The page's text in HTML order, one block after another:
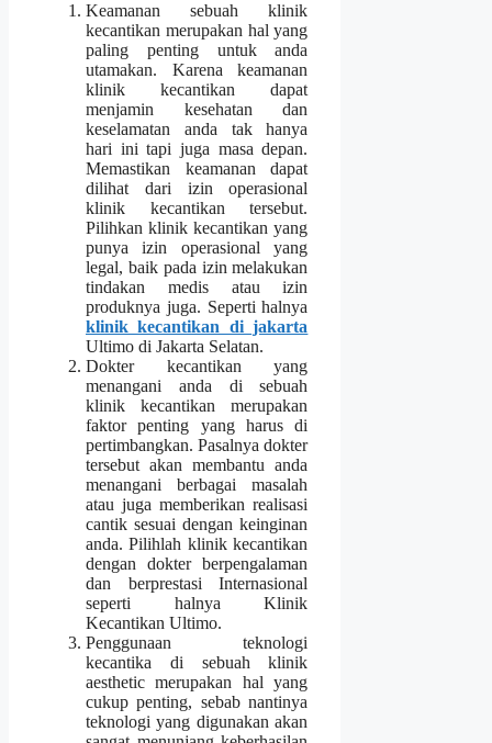
Keamanan sebuah klinik
kecantikan merupakan hal yang
paling penting untuk anda
utamakan. Karena keamanan
klinik kecantikan dapat
menjamin kesehatan dan
keselamatan anda tak hanya
hari ini tapi juga masa depan.
Memastikan keamanan dapat
dilihat dari izin operasional
klinik kecantikan tersebut.
Pilihkan klinik kecantikan yang
punya izin operasional yang
legal, baik pada izin melakukan
tindakan medis atau izin
produknya juga. Seperti halnya
klinik kecantikan di jakarta
Ultimo di Jakarta Selatan.
Dokter kecantikan yang
menangani anda di sebuah
klinik kecantikan merupakan
faktor penting yang harus di
pertimbangkan. Pasalnya dokter
tersebut akan membantu anda
menangani berbagai masalah
atau juga memberikan realisasi
cantik sesuai dengan keinginan
anda. Pilihlah klinik kecantikan
dengan dokter berpengalaman
dan berprestasi Internasional
seperti halnya Klinik
Kecantikan Ultimo.
Penggunaan teknologi
kecantika di sebuah klinik
aesthetic merupakan hal yang
cukup penting, sebab nantinya
teknologi yang digunakan akan